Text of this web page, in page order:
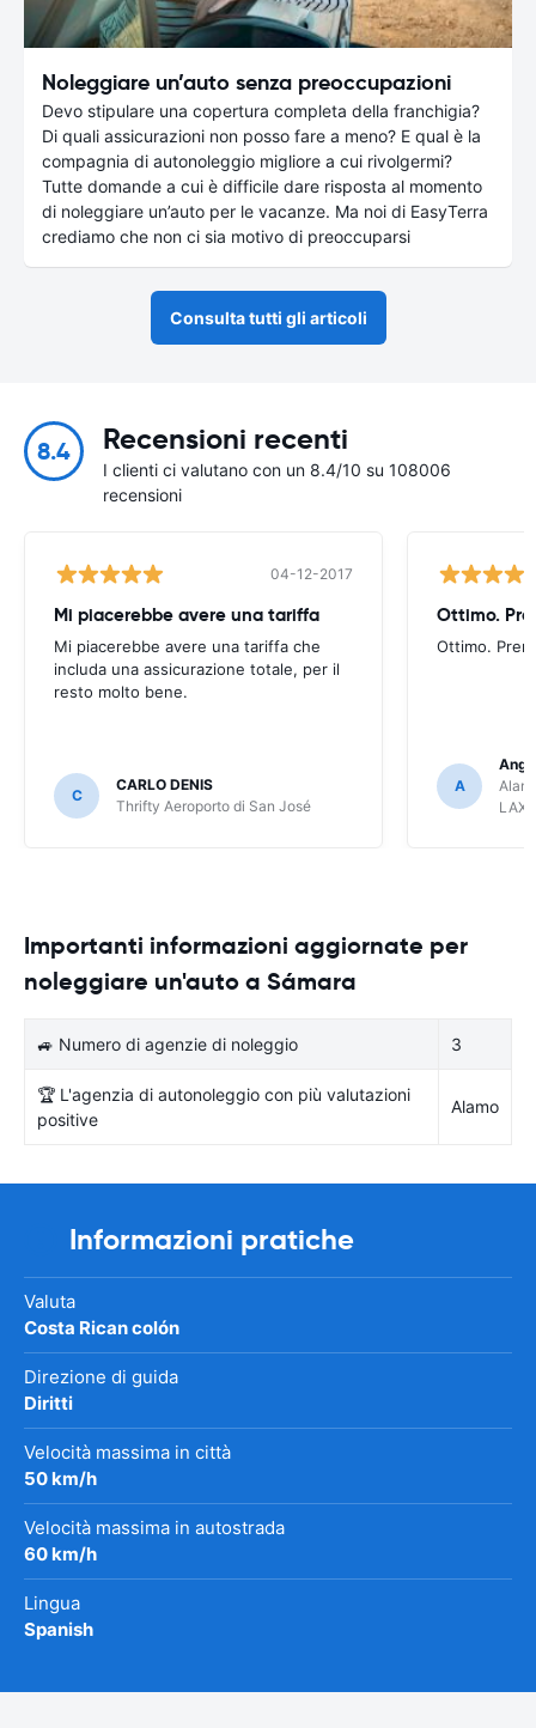
Noleggiare un’auto senza preoccupazioni
Devo stipulare una copertura completa della franchigia?
Di quali assicurazioni non posso fare a meno? E qual è la
compagnia di autonoleggio migliore a cui rivolgermi?
Tutte domande a cui è difficile dare risposta al momento
di noleggiare un’auto per le vacanze. Ma noi di EasyTerra
crediamo che non ci sia motivo di preoccuparsi
Consulta tutti gli articoli
8.4 Recensioni recenti
I clienti ci valutano con un 8.4/10 su 108006
recensioni
04-12-2017
Mi piacerebbe avere una tariffa
Mi piacerebbe avere una tariffa che
includa una assicurazione totale, per il
resto molto bene.
C
CARLO DENIS
Thrifty Aeroporto di San José
Ottimo.
A
LAX
Importanti informazioni aggiornate per
noleggiare un'auto a Sámara
🚙 Numero di agenzie di noleggio 3
🏆 L'agenzia di autonoleggio con più valutazioni
positive
Alamo
Informazioni pratiche
Valuta
Costa Rican colón
Direzione di guida
Diritti
Velocità massima in città
50 km/h
Velocità massima in autostrada
60 km/h
Lingua
Spanish